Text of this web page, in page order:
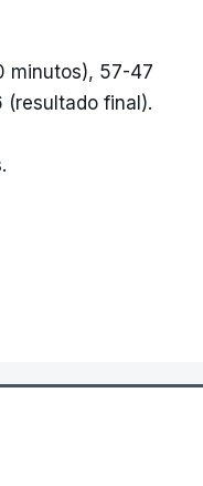
minutos), 57-47
final).